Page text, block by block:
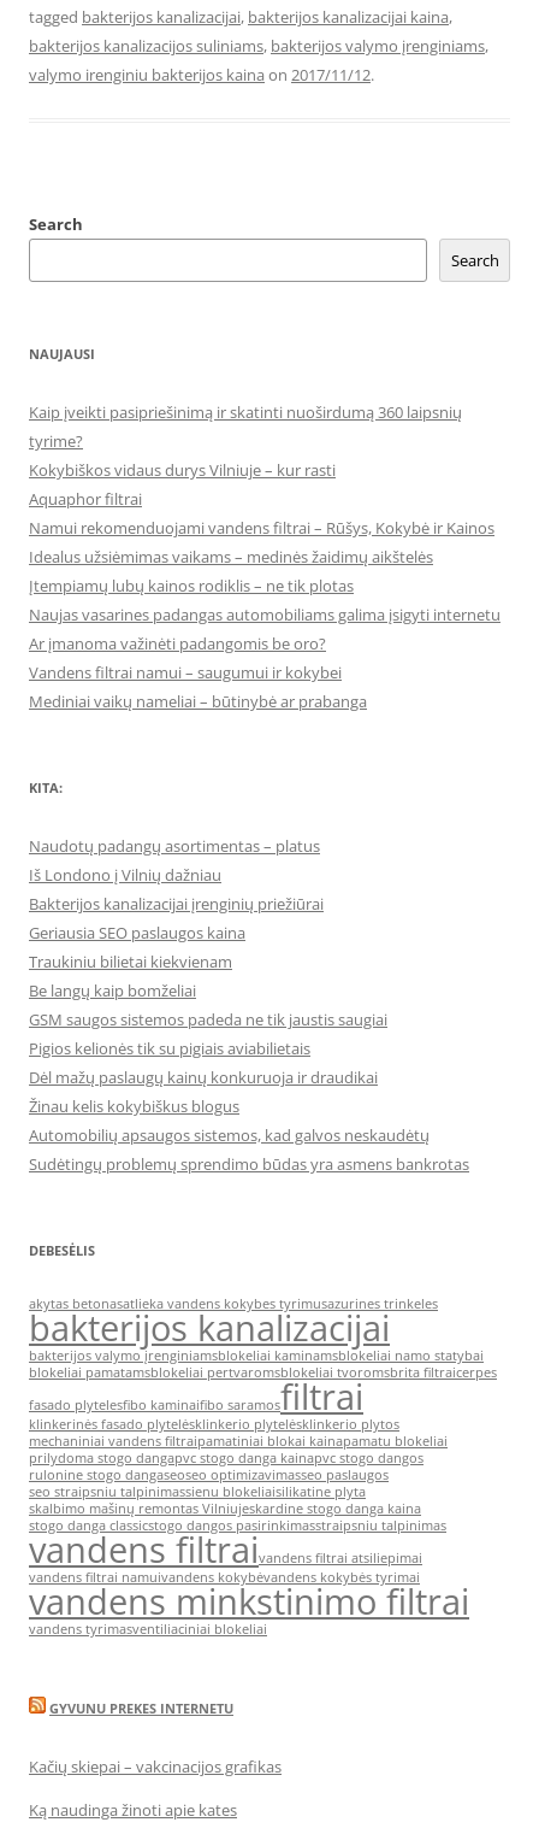
tagged bakterijos kanalizacijai, bakterijos kanalizacijai kaina,
bakterijos kanalizacijos suliniams, bakterijos valymo įrenginiams,
valymo irenginiu bakterijos kaina on 2017/11/12.
Search
Search
NAUJAUSI
Kaip įveikti pasipriešinimą ir skatinti nuoširdumą 360 laipsnių
tyrime?
Kokybiškos vidaus durys Vilniuje – kur rasti
Aquaphor filtrai
Namui rekomenduojami vandens filtrai – Rūšys, Kokybė ir Kainos
Idealus užsiėmimas vaikams – medinės žaidimų aikštelės
Įtempiamų lubų kainos rodiklis – ne tik plotas
Naujas vasarines padangas automobiliams galima įsigyti internetu
Ar įmanoma važinėti padangomis be oro?
Vandens filtrai namui – saugumui ir kokybei
Mediniai vaikų nameliai – būtinybė ar prabanga
KITA:
Naudotų padangų asortimentas – platus
Iš Londono į Vilnių dažniau
Bakterijos kanalizacijai įrenginių priežiūrai
Geriausia SEO paslaugos kaina
Traukiniu bilietai kiekvienam
Be langų kaip bomželiai
GSM saugos sistemos padeda ne tik jaustis saugiai
Pigios kelionės tik su pigiais aviabilietais
Dėl mažų paslaugų kainų konkuruoja ir draudikai
Žinau kelis kokybiškus blogus
Automobilių apsaugos sistemos, kad galvos neskaudėtų
Sudėtingų problemų sprendimo būdas yra asmens bankrotas
DEBESĖLIS
akytas betonasatlieka vandens kokybes tyrimusazurines trinkeles
bakterijos kanalizacijai
bakterijos valymo įrenginiamsblokeliai kaminamsblokeliai namo statybai
blokeliai pamatamsblokeliai pertvaromsblokeliai tvoromsbrita filtraicerpes
fasado plytelesfibo kaminaifibo saramosfiltrai
klinkerinės fasado plytelėsklinkerio plytelėsklinkerio plytos
mechaniniai vandens filtraipamatiniai blokai kainapamatu blokeliai
prilydoma stogo dangapvc stogo danga kainapvc stogo dangos
rulonine stogo dangaseoseo optimizavimasseo paslaugos
seo straipsniu talpinimassienu blokeliaisilikatine plyta
skalbimo mašinų remontas Vilniujeskardine stogo danga kaina
stogo danga classicstogo dangos pasirinkimasstraipsniu talpinimas
vandens filtraivandens filtrai atsiliepimai
vandens filtrai namuivandens kokybėvandens kokybės tyrimai
vandens minkstinimo filtrai
vandens tyrimasventiliaciniai blokeliai
GYVUNU PREKES INTERNETU
Kačių skiepai – vakcinacijos grafikas
Ką naudinga žinoti apie kates